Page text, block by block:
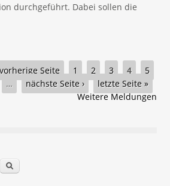
durchgeführt. Dabei sollen die
vorherige Seite 1 2 3 4
5
… nächste Seite ›
letzte Seite »
Weitere Meldungen
Suche